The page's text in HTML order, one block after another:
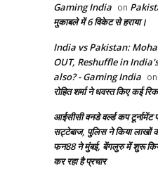
Gaming India on
मुकाबले में 6 विकेट से हराया।
India vs Pakistan:
OUT, Reshuffle in
also? - Gaming India on
रोहित शर्मा ने धवस्त किए कई
आईसीसी वनडे वर्ल्ड कप
सट्टेबाज, पुलिस ने किया लाखों
फन88 ने मुंबई, बेंगलुरु में शुरू
कर रहा है प्रचार